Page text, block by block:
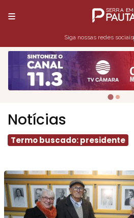
Siga nossas redes sociais
Notícias
Termo buscado: presidente